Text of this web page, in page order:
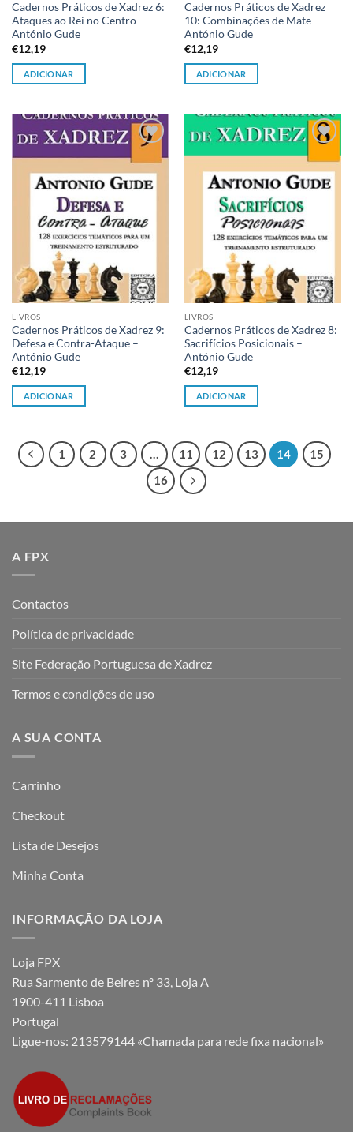
Cadernos Práticos de Xadrez 6:
Ataques ao Rei no Centro –
António Gude
€12,19
ADICIONAR
Cadernos Práticos de Xadrez
10: Combinações de Mate –
António Gude
€12,19
ADICIONAR
Adicionar
à lista de
desejos
LIVROS
Cadernos Práticos de Xadrez 9:
Defesa e Contra-Ataque –
António Gude
€12,19
ADICIONAR
Adicionar
à lista de
desejos
LIVROS
Cadernos Práticos de Xadrez 8:
Sacrifícios Posicionais –
António Gude
€12,19
ADICIONAR
1 2 3 … 11 12 13 14
15
16
A FPX
Contactos
Política de privacidade
Site Federação Portuguesa de Xadrez
Termos e condições de uso
A SUA CONTA
Carrinho
Checkout
Lista de Desejos
Minha Conta
INFORMAÇÃO DA LOJA
Loja FPX
Rua Sarmento de Beires nº 33, Loja A
1900-411 Lisboa
Portugal
Ligue-nos: 213579144 «Chamada para rede fixa nacional»